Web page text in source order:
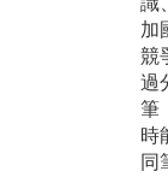
圖
版
學系
加
競
過
筆
時
同